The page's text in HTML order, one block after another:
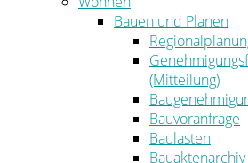
Bauen und Planen
(Mitteilung)
Bauvoranfrage
Baulasten
Bauaktenarchiv